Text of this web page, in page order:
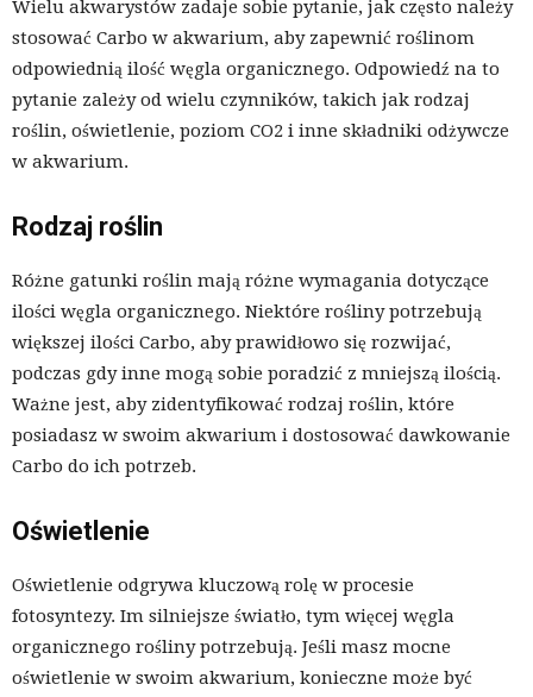
Wielu akwarystów zadaje sobie pytanie, jak często należy
stosować Carbo w akwarium, aby zapewnić roślinom
odpowiednią ilość węgla organicznego. Odpowiedź na to
pytanie zależy od wielu czynników, takich jak rodzaj
roślin, oświetlenie, poziom CO2 i inne składniki odżywcze
w akwarium.
Rodzaj roślin
Różne gatunki roślin mają różne wymagania dotyczące
ilości węgla organicznego. Niektóre rośliny potrzebują
większej ilości Carbo, aby prawidłowo się rozwijać,
podczas gdy inne mogą sobie poradzić z mniejszą ilością.
Ważne jest, aby zidentyfikować rodzaj roślin, które
posiadasz w swoim akwarium i dostosować dawkowanie
Carbo do ich potrzeb.
Oświetlenie
Oświetlenie odgrywa kluczową rolę w procesie
fotosyntezy. Im silniejsze światło, tym więcej węgla
organicznego rośliny potrzebują. Jeśli masz mocne
oświetlenie w swoim akwarium, konieczne może być